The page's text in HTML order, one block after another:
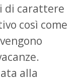
di carattere
così come
alla